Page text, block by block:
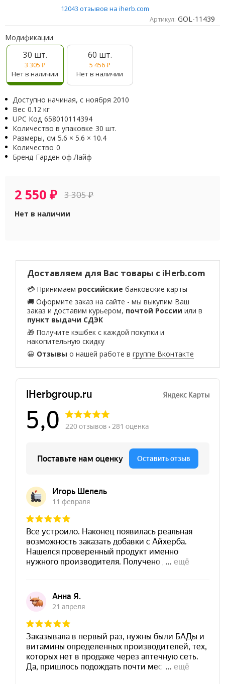
12043 отзывов на iherb.com
Артикул: GOL-11439
Модификации
30 шт.
3 305 ₽
Нет в наличии
60 шт.
5 456₽
Нет в наличии
Доступно начиная, с ноября 2010
Вес 0.12 кг
UPC Код 658010114394
Количество в упаковке 30 шт.
Размеры, см 5.6 × 5.6 × 10.4
Количество 0
Бренд Гарден оф Лайф
2 550₽ 3 305₽
Нет в наличии
Доставляем для Вас товары с iHerb.com
💳 Принимаем российские банковские карты
🚚 Оформите заказ на сайте - мы выкупим Ваш
заказ и доставим курьером, почтой России или в
пункт выдачи СДЭК
🎁 Получите кэшбек с каждой покупки и
накопительную скидку
😀 Отзывы о нашей работе вгруппе Вконтакте